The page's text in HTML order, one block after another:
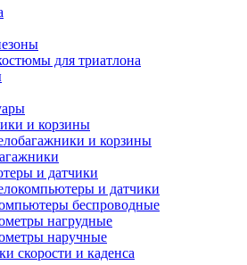
для триатлона
и корзины
и корзины
и датчики
и датчики
беспроводные
нагрудные
наручные
скорости и каденса